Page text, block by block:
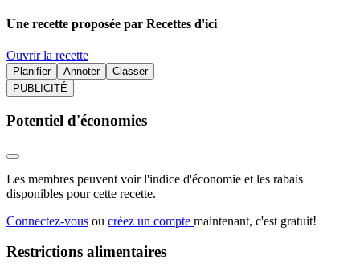
Une recette proposée par Recettes d'ici
Ouvrir la recette
Planifier Annoter
Classer
PUBLICITÉ
Potentiel d'économies
Les membres peuvent voir l'indice d'économie et les rabais
disponibles pour cette recette.
Connectez-vous ou créez un compte maintenant, c'est gratuit!
Restrictions alimentaires